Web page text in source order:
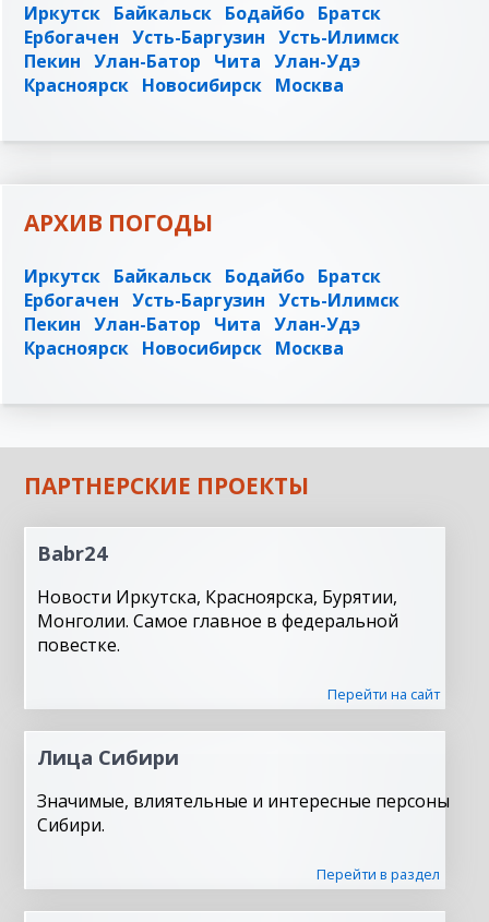
Иркутск Байкальск Бодайбо Братск
Ербогачен Усть-Баргузин Усть-Илимск
Пекин Улан-Батор Чита Улан-Удэ
Красноярск Новосибирск Москва
АРХИВ ПОГОДЫ
Иркутск Байкальск Бодайбо Братск
Ербогачен Усть-Баргузин Усть-Илимск
Пекин Улан-Батор Чита Улан-Удэ
Красноярск Новосибирск Москва
ПАРТНЕРСКИЕ ПРОЕКТЫ
Babr24
Новости Иркутска, Красноярска, Бурятии,
Монголии. Самое главное в федеральной
повестке.
Перейти на сайт
Лица Сибири
Значимые, влиятельные и интересные персоны
Сибири.
Перейти в раздел